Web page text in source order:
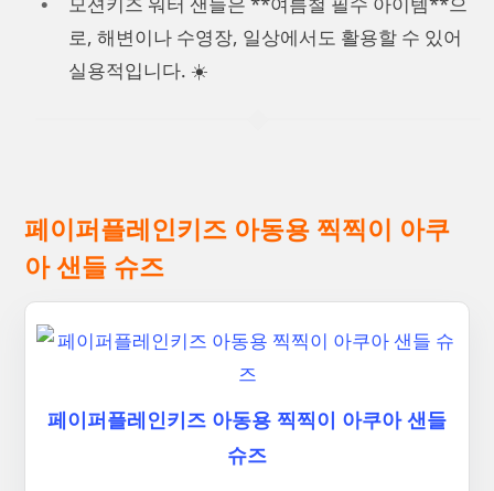
로, 해변이나 수영장, 일상에서도 활용할 수 있어
실용적입니다. ☀️
페이퍼플레인키즈 아동용 찍찍이 아쿠
아 샌들 슈즈
페이퍼플레인키즈 아동용 찍찍이 아쿠아 샌들
슈즈